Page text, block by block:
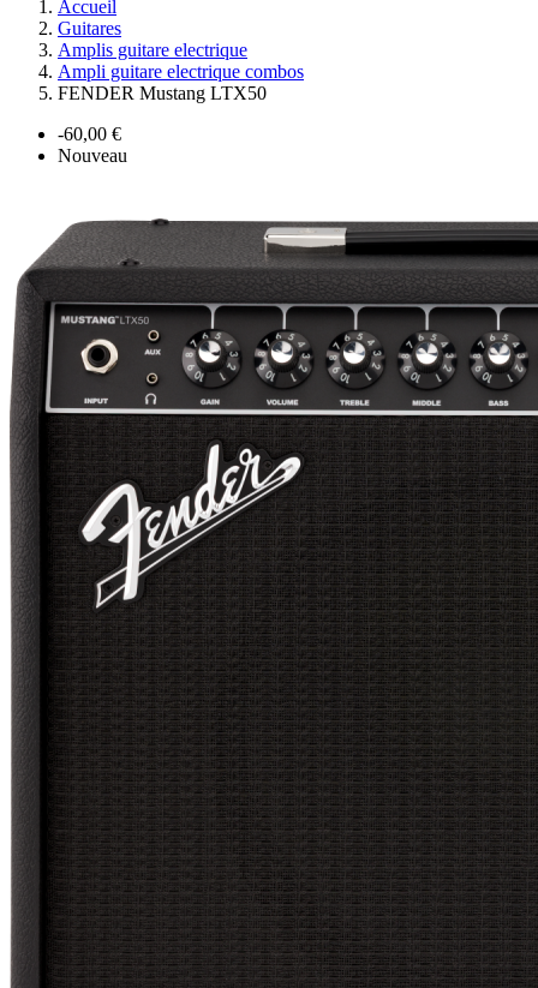
Accueil
Guitares
Amplis guitare electrique
Ampli guitare electrique combos
FENDER Mustang LTX50
-60,00 €
Nouveau